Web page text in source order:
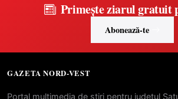
Primește ziarul gratuit
Abonează-te
GAZETA NORD-VEST
Portal multimedia de stiri pentru judetul